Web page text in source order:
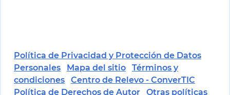
Política de Privacidad y Protección de Datos
Personales
Mapa del sitio
Términos y
condiciones
Centro de Relevo - ConverTIC
Política de Derechos de Autor
Otras políticas